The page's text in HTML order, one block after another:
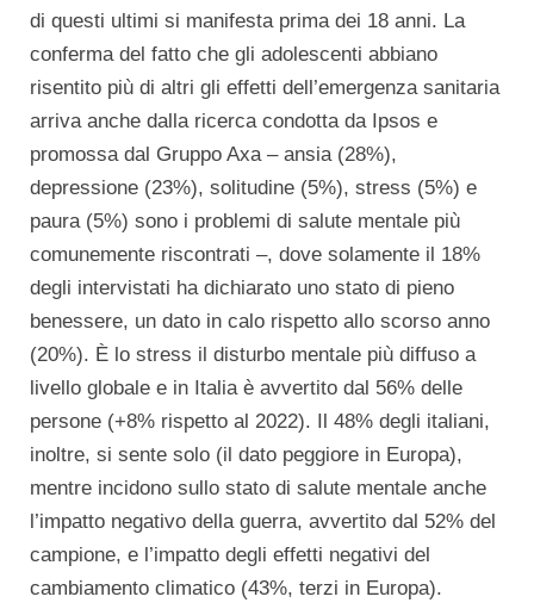
di questi ultimi si manifesta prima dei 18 anni. La
conferma del fatto che gli adolescenti abbiano
risentito più di altri gli effetti dell’emergenza sanitaria
arriva anche dalla ricerca condotta da Ipsos e
promossa dal Gruppo Axa – ansia (28%),
depressione (23%), solitudine (5%), stress (5%) e
paura (5%) sono i problemi di salute mentale più
comunemente riscontrati –, dove solamente il 18%
degli intervistati ha dichiarato uno stato di pieno
benessere, un dato in calo rispetto allo scorso anno
(20%). È lo stress il disturbo mentale più diffuso a
livello globale e in Italia è avvertito dal 56% delle
persone (+8% rispetto al 2022). Il 48% degli italiani,
inoltre, si sente solo (il dato peggiore in Europa),
mentre incidono sullo stato di salute mentale anche
l’impatto negativo della guerra, avvertito dal 52% del
campione, e l’impatto degli effetti negativi del
cambiamento climatico (43%, terzi in Europa).